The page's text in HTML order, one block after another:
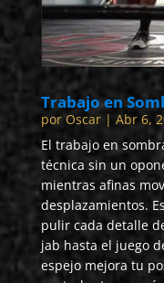
Trabajo en
porOscar| Abr 6,
El trabajo en
técnica sin un
mientras afinas
desplazamientos.
pulir cada detalle
jab hasta el juego
espejo mejora tu